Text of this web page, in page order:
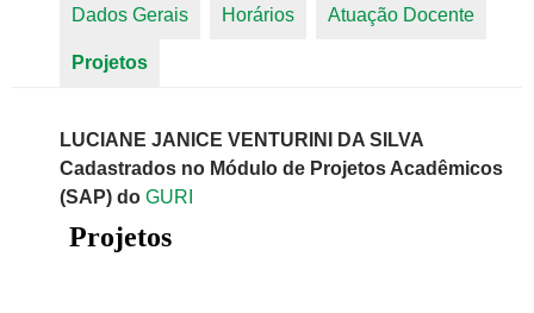
Dados Gerais Horários Atuação Docente
Projetos
LUCIANE JANICE VENTURINI DA SILVA
Cadastrados no Módulo de Projetos Acadêmicos
(SAP) do GURI